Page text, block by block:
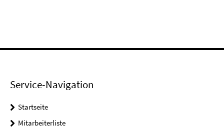
Service-Navigation
Startseite
Mitarbeiterliste